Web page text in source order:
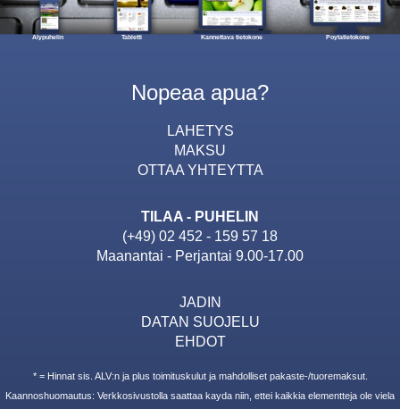
Alypuhelin Tabletti Kannettava tietokone Poytatietokone
Nopeaa apua?
LAHETYS
MAKSU
OTTAA YHTEYTTA
TILAA - PUHELIN
(+49) 02 452 - 159 57 18
Maanantai - Perjantai 9.00-17.00
JADIN
DATAN SUOJELU
EHDOT
* = Hinnat sis. ALV:n ja plus toimituskulut ja mahdolliset pakaste-/tuoremaksut.
Kaannoshuomautus: Verkkosivustolla saattaa kayda niin, ettei kaikkia elementteja ole viela